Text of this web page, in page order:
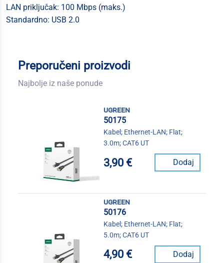
LAN priključak: 100 Mbps (maks.)
Standardno: USB 2.0
Preporučeni proizvodi
Najbolje iz naše ponude
ugreen
50175
Kabel; Ethernet-LAN; Flat;
3.0m; CAT6 UT
3,90 € Dodaj
ugreen
50176
Kabel; Ethernet-LAN; Flat;
5.0m; CAT6 UT
4,90 € Dodaj